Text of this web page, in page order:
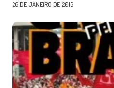
26 DE JANEIRO DE 2016